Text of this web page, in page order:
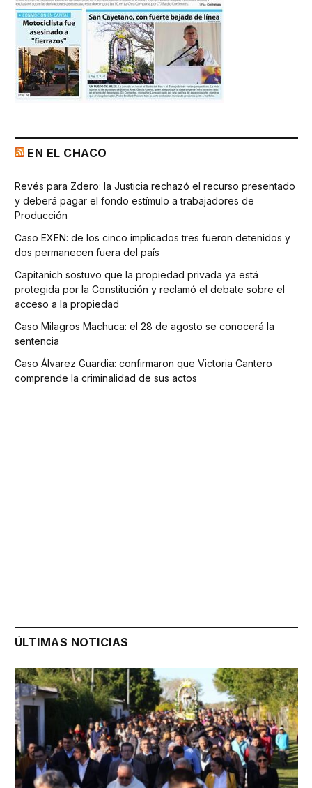
EN EL CHACO
Revés para Zdero: la Justicia rechazó el recurso presentado
y deberá pagar el fondo estímulo a trabajadores de
Producción
Caso EXEN: de los cinco implicados tres fueron detenidos y
dos permanecen fuera del país
Capitanich sostuvo que la propiedad privada ya está
protegida por la Constitución y reclamó el debate sobre el
acceso a la propiedad
Caso Milagros Machuca: el 28 de agosto se conocerá la
sentencia
Caso Álvarez Guardia: confirmaron que Victoria Cantero
comprende la criminalidad de sus actos
ÚLTIMAS NOTICIAS